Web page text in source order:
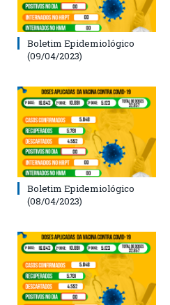
Boletim Epidemiológico
(09/04/2023)
Boletim Epidemiológico
(08/04/2023)